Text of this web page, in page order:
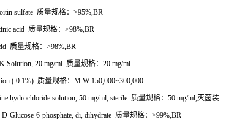
sulfate 质量规格： >95%,BR
acid 质量规格： >98%,BR
质量规格： >98%,BR
Solution, 20 mg/ml 质量规格： 20 mg/ml
( 0.1%) 质量规格： M.W:150,000~300,000
hydrochloride solution, 50 mg/ml, sterile 质量规格： 50 mg/ml, 灭菌装
D-Glucose-6-phosphate, di, dihydrate 质量规格： >99%,BR